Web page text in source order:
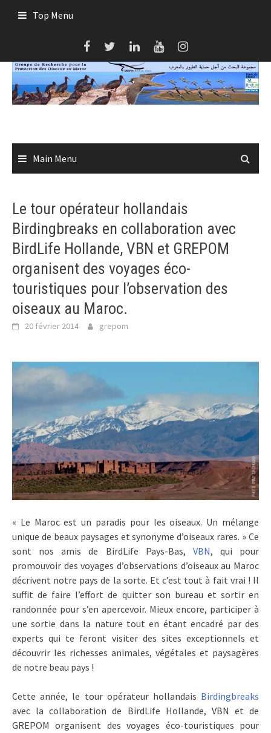
Top Menu
Main Menu
Le tour opérateur hollandais
Birdingbreaks en collaboration avec
BirdLife Hollande, VBN et GREPOM
organisent des voyages éco-
touristiques pour l’observation des
oiseaux au Maroc.
20 février 2014 grepom
« Le Maroc est un paradis pour les oiseaux. Un mélange
unique de beaux paysages et synonyme d’oiseaux rares. » Ce
sont nos amis de BirdLife Pays-Bas, VBN, qui pour
promouvoir des voyages d’observations d’oiseaux au Maroc
décrivent notre pays de la sorte. Et c’est tout à fait vrai ! Il
suffit de faire l’effort de quitter son bureau et sortir en
randonnée pour s’en apercevoir. Mieux encore, participer à
une sortie dans la nature tout en étant encadré par des
experts qui te feront visiter des sites exceptionnels et
découvrir les richesses animales, végétales et paysagères
de notre beau pays !
Cette année, le tour opérateur hollandais Birdingbreaks
avec la collaboration de BirdLife Hollande, VBN et de
GREPOM organisent des voyages éco-touristiques pour